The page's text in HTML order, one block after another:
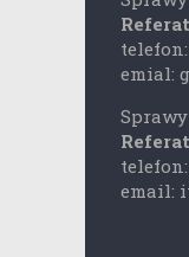
telefon:
emial:
telefon:
email: